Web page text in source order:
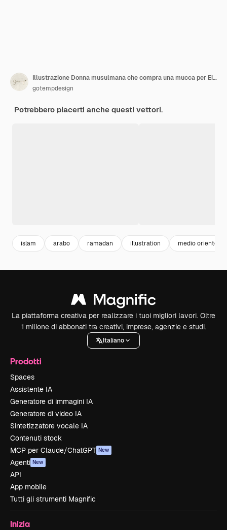
Illustrazione Donna musulmana che compra una mucca per Eid Al Adha
gotempdesign
Potrebbero piacerti anche questi vettori.
islam arabo ramadan illustration medio oriente
La piattaforma creativa per realizzare i tuoi migliori lavori. Oltre
1 milione di abbonati tra creativi, imprese, agenzie e studi.
Italiano
Prodotti
Spaces
Assistente IA
Generatore di immagini IA
Generatore di video IA
Sintetizzatore vocale IA
Contenuti stock
MCP per Claude/ChatGPT New
Agenti New
API
App mobile
Tutti gli strumenti Magnific
Inizia